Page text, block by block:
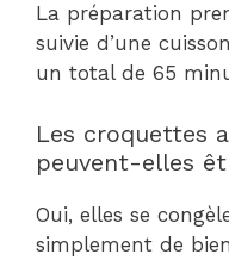
La préparation
suivie d’une
un total de 65
Les croquettes
peuvent-elles
Oui, elles se
simplement de